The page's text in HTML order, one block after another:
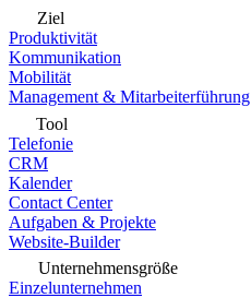
Ziel
Produktivität
Kommunikation
Mobilität
Management & Mitarbeiterführung
Tool
Telefonie
CRM
Kalender
Contact Center
Aufgaben & Projekte
Website-Builder
Unternehmensgröße
Einzelunternehmen